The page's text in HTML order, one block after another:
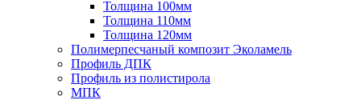
Толщина 100мм
Толщина 110мм
Толщина 120мм
Полимерпесчаный композит Эколамель
Профиль ДПК
Профиль из полистирола
МПК